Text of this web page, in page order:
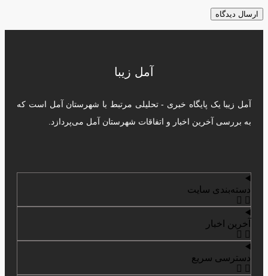
آمل زیبا
آمل زیبا یک پایگاه خبری - تحلیلی مرتبط با شهرستان آمل است که
به بررسی آخرین اخبار و اتفاقات شهرستان آمل می‌پردازد.
دسته‌بندی سایت
آخرین اخبار
دسترسی سریع